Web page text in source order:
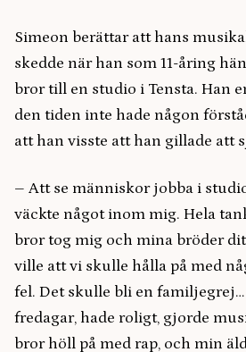
Simeon berättar att hans
skedde när han som 11-åring
bror till en studio i Tensta. Han
den tiden inte hade någon
att han visste att han gillade att
– Att se människor jobba i
väckte något inom mig. Hela
bror tog mig och mina bröder
ville att vi skulle hålla på med
fel. Det skulle bli en
fredagar, hade roligt, gjorde
bror höll på med rap, och min